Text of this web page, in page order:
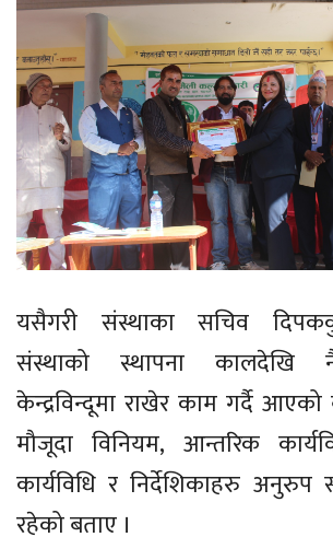
यसैगरी संस्थाका सचिव
संस्थाको स्थापना कालदेखि
केन्द्रविन्दूमा राखेर काम गर्दै
मौजूदा विनियम, आन्तरिक
कार्यविधि र निर्देशिकाहरु अनुरुप
रहेको बताए ।